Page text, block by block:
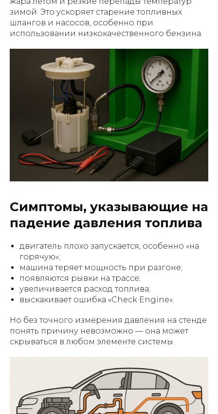
зимой. Это ускоряет старение топливных
шлангов и насосов, особенно при
использовании низкокачественного бензина.
Симптомы, указывающие на
падение давления топлива
двигатель плохо запускается, особенно «на
горячую»;
машина теряет мощность при разгоне;
появляются рывки на трассе;
увеличивается расход топлива;
выскакивает ошибка «Check Engine».
Но без точного измерения давления на стенде
понять причину невозможно — она может
скрываться в любом элементе системы.